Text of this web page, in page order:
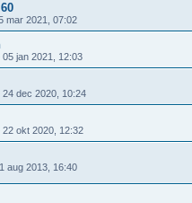
mar 2021, 07:02
05 jan 2021, 12:03
24 dec 2020, 10:24
22 okt 2020, 12:32
aug 2013, 16:40